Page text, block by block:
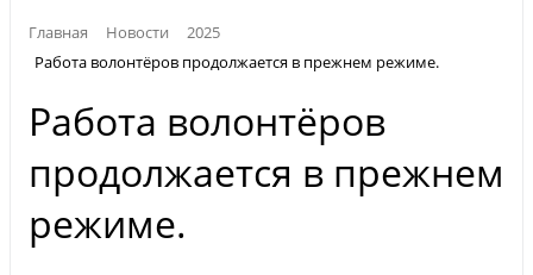
Главная Новости
2025
Работа волонтёров продолжается в прежнем режиме.
Работа волонтёров
продолжается в прежнем
режиме.